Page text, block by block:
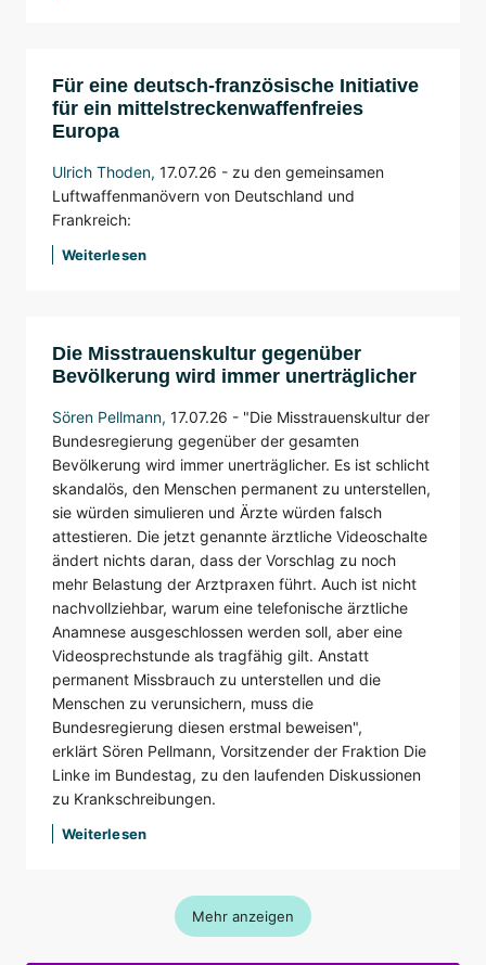
Für eine deutsch-französische Initiative
für ein mittelstreckenwaffenfreies
Europa
Ulrich Thoden, 17.07.26 - zu den gemeinsamen
Luftwaffenmanövern von Deutschland und
Frankreich:
Weiterlesen
Die Misstrauenskultur gegenüber
Bevölkerung wird immer unerträglicher
Sören Pellmann, 17.07.26 - "Die Misstrauenskultur der
Bundesregierung gegenüber der gesamten
Bevölkerung wird immer unerträglicher. Es ist schlicht
skandalös, den Menschen permanent zu unterstellen,
sie würden simulieren und Ärzte würden falsch
attestieren. Die jetzt genannte ärztliche Videoschalte
ändert nichts daran, dass der Vorschlag zu noch
mehr Belastung der Arztpraxen führt. Auch ist nicht
nachvollziehbar, warum eine telefonische ärztliche
Anamnese ausgeschlossen werden soll, aber eine
Videosprechstunde als tragfähig gilt. Anstatt
permanent Missbrauch zu unterstellen und die
Menschen zu verunsichern, muss die
Bundesregierung diesen erstmal beweisen",
erklärt Sören Pellmann, Vorsitzender der Fraktion Die
Linke im Bundestag, zu den laufenden Diskussionen
zu Krankschreibungen.
Weiterlesen
Mehr anzeigen